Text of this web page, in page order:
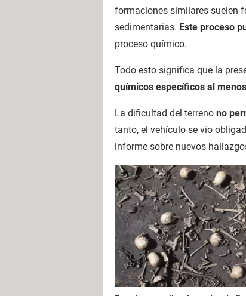
formaciones similares suelen
sedimentarias. Este proceso
proceso químico.
Todo esto significa que la
químicos específicos al
La dificultad del terreno no
tanto, el vehículo se vio
informe sobre nuevos